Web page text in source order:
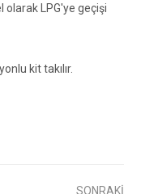
olarak LPG'ye geçişi
kit takılır.
SONRAKİ